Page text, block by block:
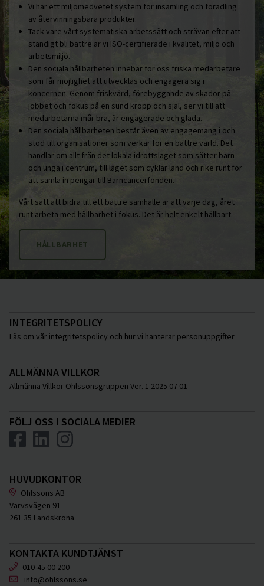
Vi har ett miljömedvetet system för insamling och förädling
av återvinningsbara produkter.
Tack vare vårt systematiska arbetssätt och strävan efter att
ständigt bli bättre är vi ISO-certifierade i kvalitet, miljö och
arbetsmiljö.
Den sociala hållbarheten innebär för oss friska medarbetare
som får möjlighet att utvecklas och engagera sig i
koncernen. Genom friskvård, förebyggande av skador på
jobbet och fokus på en sund kropp och själ, ser vi till att
medarbetarna mår bra, är engagerade och glada.
Den sociala hållbarheten består även av engagemang i och
stöd till organisationer som verkar för en bättre värld. Det
handlar om allt från det lokala idrottslaget som sätter barn
och unga i centrum, till laget som cyklar land och rike runt för
att samla in pengar till Barncancerfonden.
Vårt sätt att bidra till ett bättre samhälle är att varje dag, året
runt arbeta med hållbarhet i fokus. Det är helt enkelt hållbart.
HÅLLBARHET
INTEGRITETSPOLICY
Läs om vår integritetspolicy och hur vi hanterar personuppgifter
ALLMÄNNA VILLKOR
Allmänna Villkor Ohlssonsgruppen Ver. 1 2025 07 01
FÖLJ OSS I SOCIALA MEDIER
HUVUDKONTOR
Ohlssons AB
Varvsvägen 91
261 35 Landskrona
KONTAKTA KUNDTJÄNST
010-45 00 200
info@ohlssons.se